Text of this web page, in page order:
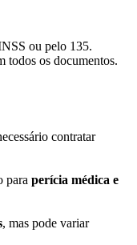
ou pelo 135.
todos os documentos.
contratar
para perícia médica e
, mas pode variar